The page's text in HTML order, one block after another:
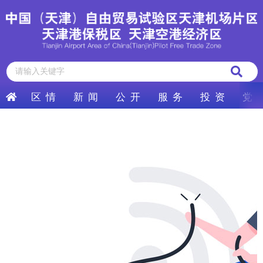
区 情 新 闻 公 开 服 务 投 资 党